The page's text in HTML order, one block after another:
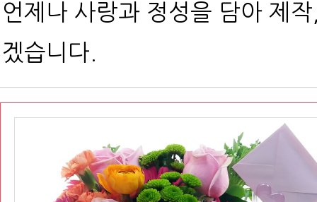
언제나 사랑과 정성을 담아 제
겠습니다.